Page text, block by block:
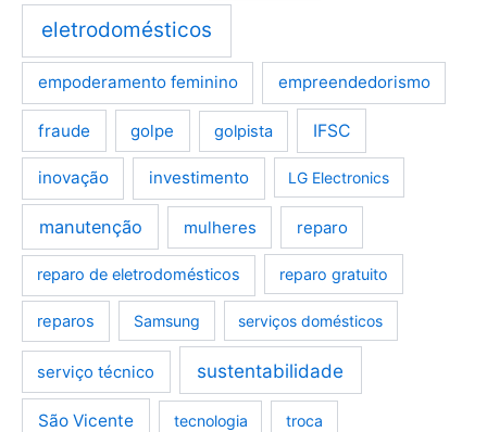
eletrodomésticos
empoderamento feminino empreendedorismo
fraude golpe golpista IFSC
inovação investimento LG Electronics
manutenção mulheres reparo
reparo de eletrodomésticos reparo gratuito
reparos Samsung serviços domésticos
serviço técnico sustentabilidade
São Vicente tecnologia troca